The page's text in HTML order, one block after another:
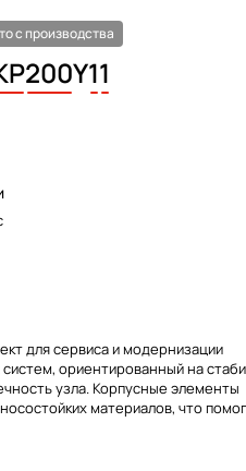
с производства
200Y11
для сервиса и модернизации
ориентированный на
узла. Корпусные элементы
материалов, что
циклы работы и контакт с
сравнению с базовыми